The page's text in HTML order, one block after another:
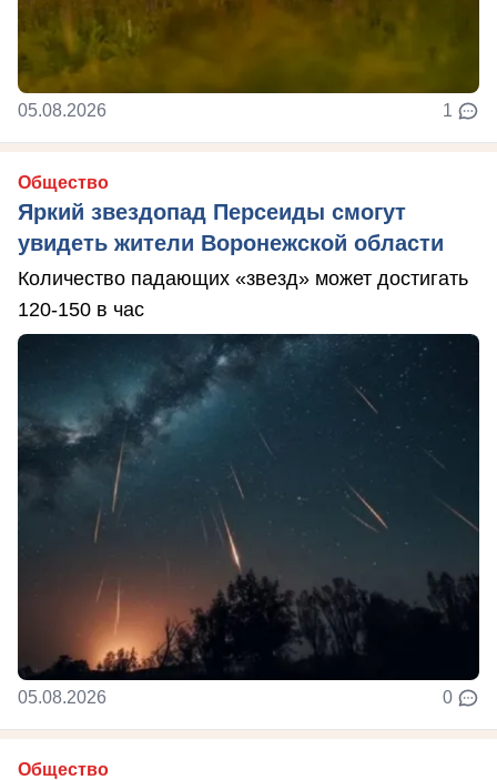
05.08.2026 1
Общество
Яркий звездопад Персеиды смогут
увидеть жители Воронежской области
Количество падающих «звезд» может достигать
120-150 в час
05.08.2026 0
Общество